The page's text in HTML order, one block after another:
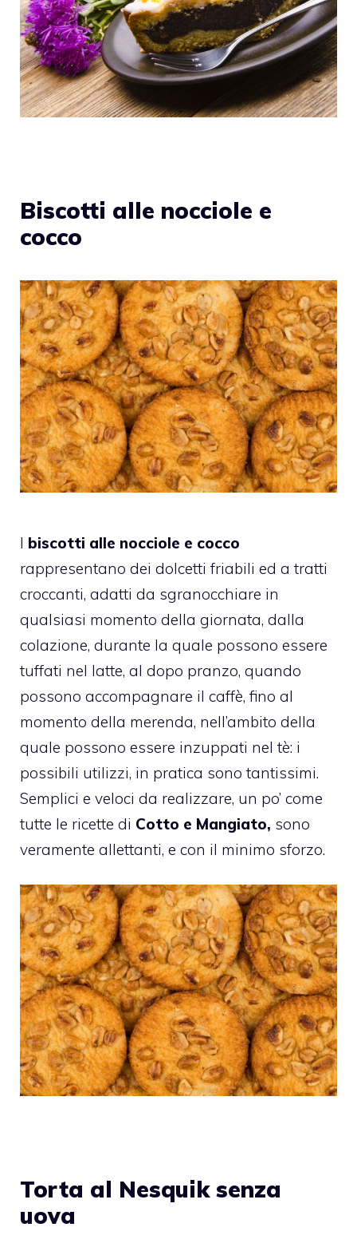
Biscotti alle nocciole e
cocco
I biscotti alle nocciole e cocco
rappresentano dei dolcetti friabili ed a tratti
croccanti, adatti da sgranocchiare in
qualsiasi momento della giornata, dalla
colazione, durante la quale possono essere
tuffati nel latte, al dopo pranzo, quando
possono accompagnare il caffè, fino al
momento della merenda, nell’ambito della
quale possono essere inzuppati nel tè: i
possibili utilizzi, in pratica sono tantissimi.
Semplici e veloci da realizzare, un po’ come
tutte le ricette di Cotto e Mangiato, sono
veramente allettanti, e con il minimo sforzo.
Torta al Nesquik senza
uova